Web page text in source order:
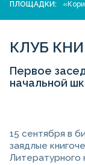
ПЛОЩАДКИ:
КЛУБ
Первое
начальной
15 сентября в
заядлые
Литературного